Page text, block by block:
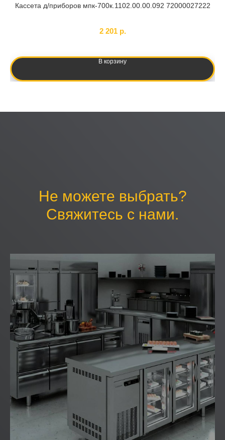
Кассета д/приборов мпк-700к.1102.00.00.092 72000027222
2 201 р.
В корзину
Не можете выбрать?
Свяжитесь с нами.